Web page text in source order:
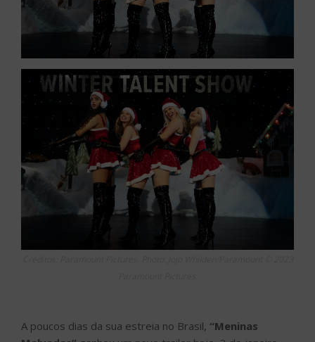
A poucos dias da sua estreia no Brasil, “Meninas